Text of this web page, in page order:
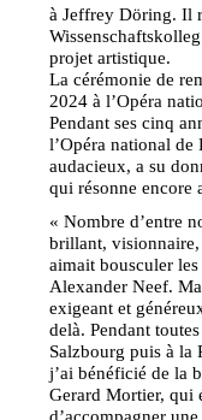
à Jeffrey Döring. Il
projet artistique.
La cérémonie de
2024 à l’Opéra
Pendant ses cinq
l’Opéra national
audacieux, a su
qui résonne encore
« Nombre d’entre
brillant, visionnaire,
aimait bousculer
Alexander Neef.
exigeant et
delà. Pendant
Salzbourg puis à la
j’ai bénéficié de la
Gerard Mortier, qui
d’accompagner